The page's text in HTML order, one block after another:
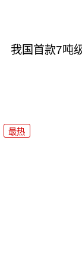
我国首款7吨
最热